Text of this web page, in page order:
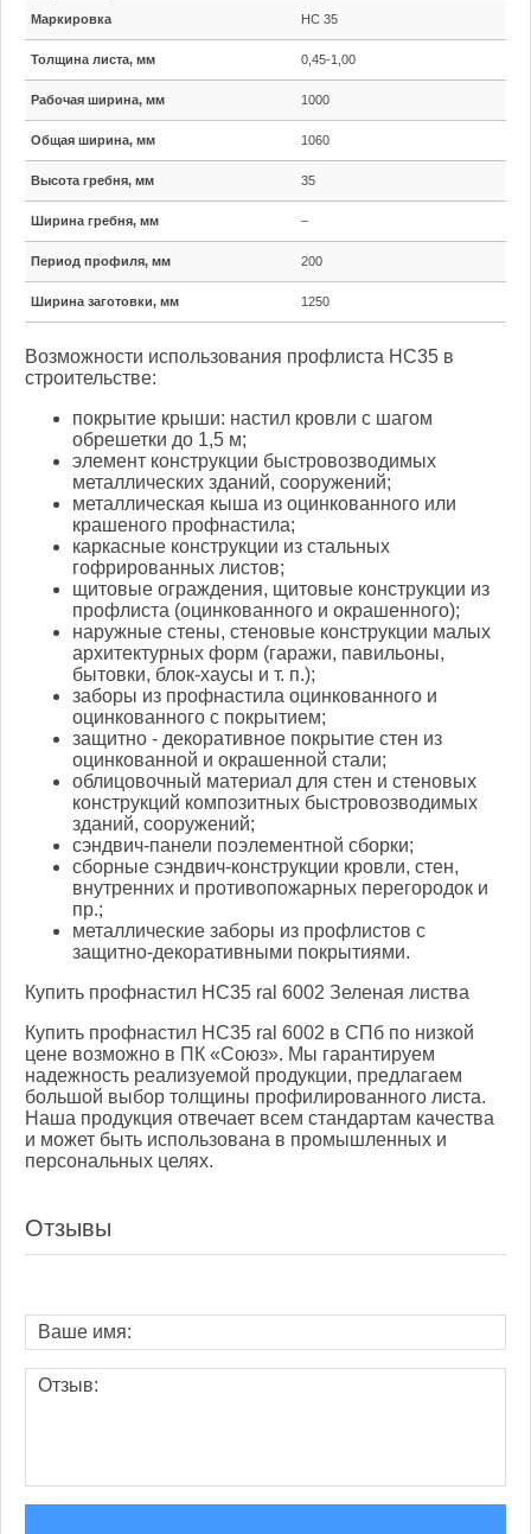
Маркировка НС 35
Толщина листа, мм 0,45-1,00
Рабочая ширина, мм 1000
Общая ширина, мм 1060
Высота гребня, мм 35
Ширина гребня, мм –
Период профиля, мм 200
Ширина заготовки, мм 1250
Возможности использования профлиста НС35 в
строительстве:
покрытие крыши: настил кровли с шагом
обрешетки до 1,5 м;
элемент конструкции быстровозводимых
металлических зданий, сооружений;
металлическая кыша из оцинкованного или
крашеного профнастила;
каркасные конструкции из стальных
гофрированных листов;
щитовые ограждения, щитовые конструкции из
профлиста (оцинкованного и окрашенного);
наружные стены, стеновые конструкции малых
архитектурных форм (гаражи, павильоны,
бытовки, блок-хаусы и т. п.);
заборы из профнастила оцинкованного и
оцинкованного с покрытием;
защитно - декоративное покрытие стен из
оцинкованной и окрашенной стали;
облицовочный материал для стен и стеновых
конструкций композитных быстровозводимых
зданий, сооружений;
сэндвич-панели поэлементной сборки;
сборные сэндвич-конструкции кровли, стен,
внутренних и противопожарных перегородок и
пр.;
металлические заборы из профлистов с
защитно-декоративными покрытиями.
Купить профнастил НС35 ral 6002 Зеленая листва
Купить профнастил НС35 ral 6002 в СПб по низкой
цене возможно в ПК «Союз». Мы гарантируем
надежность реализуемой продукции, предлагаем
большой выбор толщины профилированного листа.
Наша продукция отвечает всем стандартам качества
и может быть использована в промышленных и
персональных целях.
Отзывы